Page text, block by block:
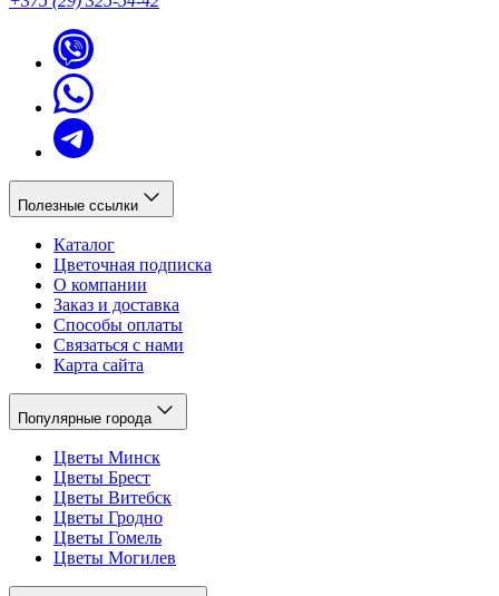
Полезные ссылки
Каталог
Цветочная подписка
О компании
Заказ и доставка
Способы оплаты
Связаться с нами
Карта сайта
Популярные города
Цветы Минск
Цветы Брест
Цветы Витебск
Цветы Гродно
Цветы Гомель
Цветы Могилев